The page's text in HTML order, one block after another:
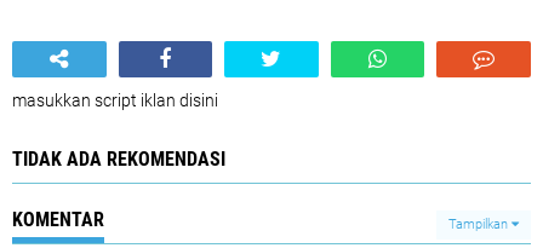
masukkan script iklan disini
TIDAK ADA REKOMENDASI
KOMENTAR Tampilkan